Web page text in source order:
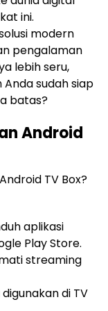
ini.
modern
pengalaman
lebih seru,
sudah siap
batas?
Android
TV Box?
aplikasi
Play Store.
streaming
digunakan di TV